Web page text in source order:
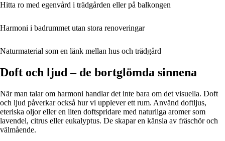
Hitta ro med egenvård i trädgården eller på balkongen
Harmoni i badrummet utan stora renoveringar
Naturmaterial som en länk mellan hus och trädgård
Doft och ljud – de bortglömda sinnena
När man talar om harmoni handlar det inte bara om det visuella. Doft
och ljud påverkar också hur vi upplever ett rum. Använd doftljus,
eteriska oljor eller en liten doftspridare med naturliga aromer som
lavendel, citrus eller eukalyptus. De skapar en känsla av fräschör och
välmående.